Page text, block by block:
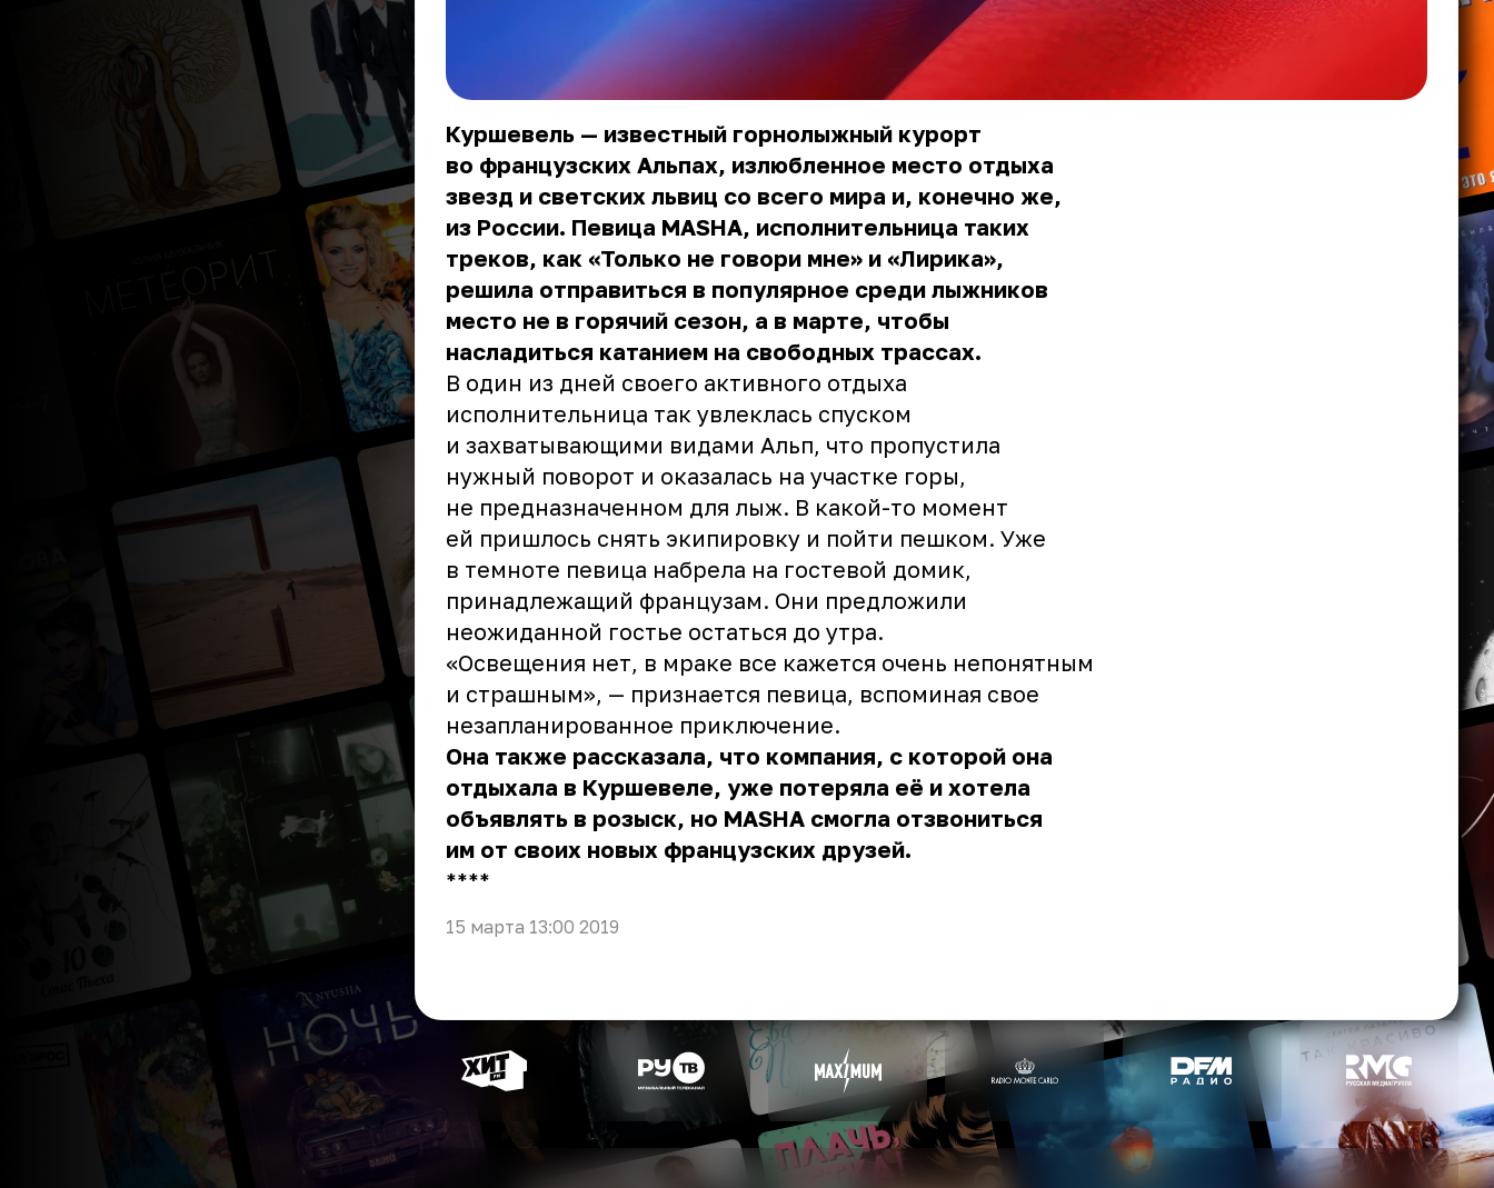
Куршевель — известный горнолыжный курорт
во французских Альпах, излюбленное место отдыха
звезд и светских львиц со всего мира и, конечно же,
из России. Певица MASHA, исполнительница таких
треков, как «Только не говори мне» и «Лирика»,
решила отправиться в популярное среди лыжников
место не в горячий сезон, а в марте, чтобы
насладиться катанием на свободных трассах.
В один из дней своего активного отдыха
исполнительница так увлеклась спуском
и захватывающими видами Альп, что пропустила
нужный поворот и оказалась на участке горы,
не предназначенном для лыж. В какой-то момент
ей пришлось снять экипировку и пойти пешком. Уже
в темноте певица набрела на гостевой домик,
принадлежащий французам. Они предложили
неожиданной гостье остаться до утра.
«Освещения нет, в мраке все кажется очень непонятным
и страшным», — признается певица, вспоминая свое
незапланированное приключение.
Она также рассказала, что компания, с которой она
отдыхала в Куршевеле, уже потеряла её и хотела
объявлять в розыск, но MASHA смогла отзвониться
им от своих новых французских друзей.
** **
15 марта 13:00 2019